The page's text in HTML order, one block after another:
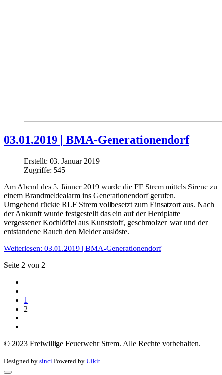
03.01.2019 | BMA-Generationendorf
Erstellt: 03. Januar 2019
Zugriffe: 545
Am Abend des 3. Jänner 2019 wurde die FF Strem mittels Sirene zu
einem Brandmeldealarm ins Generationendorf gerufen.
Umgehend rückte RLF Strem vollbesetzt zum Einsatzort aus. Nach
der Ankunft wurde festgestellt das ein auf der Herdplatte
vergessener Kochlöffel aus Kunststoff, geschmolzen war und der
entstandene Rauch den Melder auslöste.
Weiterlesen: 03.01.2019 | BMA-Generationendorf
Seite 2 von 2
1
2
© 2023 Freiwillige Feuerwehr Strem. Alle Rechte vorbehalten.
Designed by sinci Powered by Ulkit